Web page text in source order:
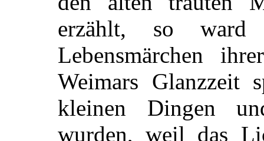
erzählt, so
Lebensmärchen
Weimars Glanzzeit
kleinen Dingen
wurden, weil das